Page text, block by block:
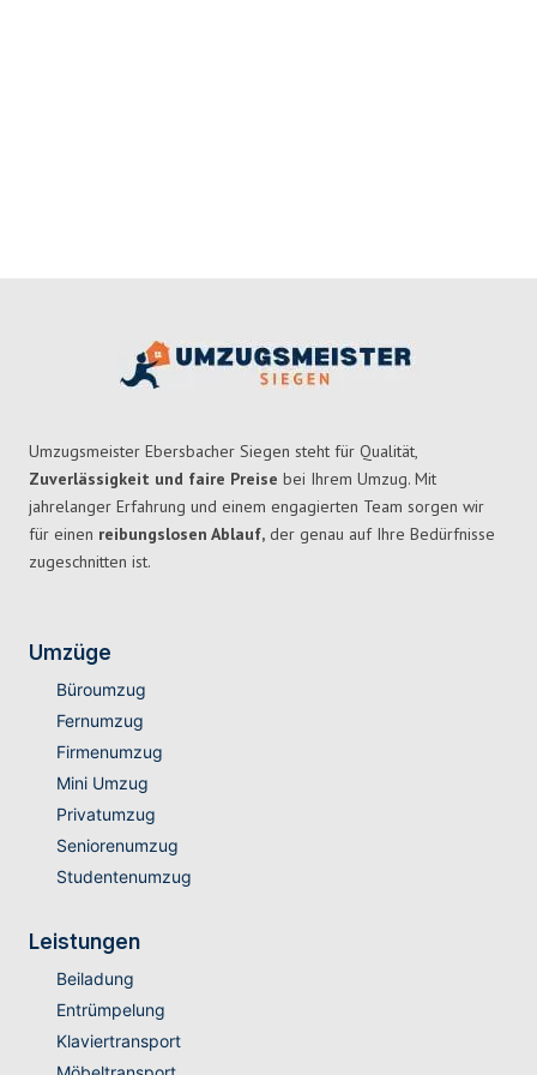
Umzugsmeister Ebersbacher Siegen steht für Qualität,
Zuverlässigkeit und faire Preise bei Ihrem Umzug. Mit
jahrelanger Erfahrung und einem engagierten Team sorgen wir
für einen reibungslosen Ablauf, der genau auf Ihre Bedürfnisse
zugeschnitten ist.
Umzüge
Büroumzug
Fernumzug
Firmenumzug
Mini Umzug
Privatumzug
Seniorenumzug
Studentenumzug
Leistungen
Beiladung
Entrümpelung
Klaviertransport